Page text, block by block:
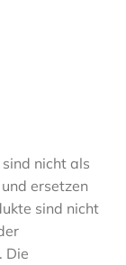
nicht als
ersetzen
sind nicht
Die